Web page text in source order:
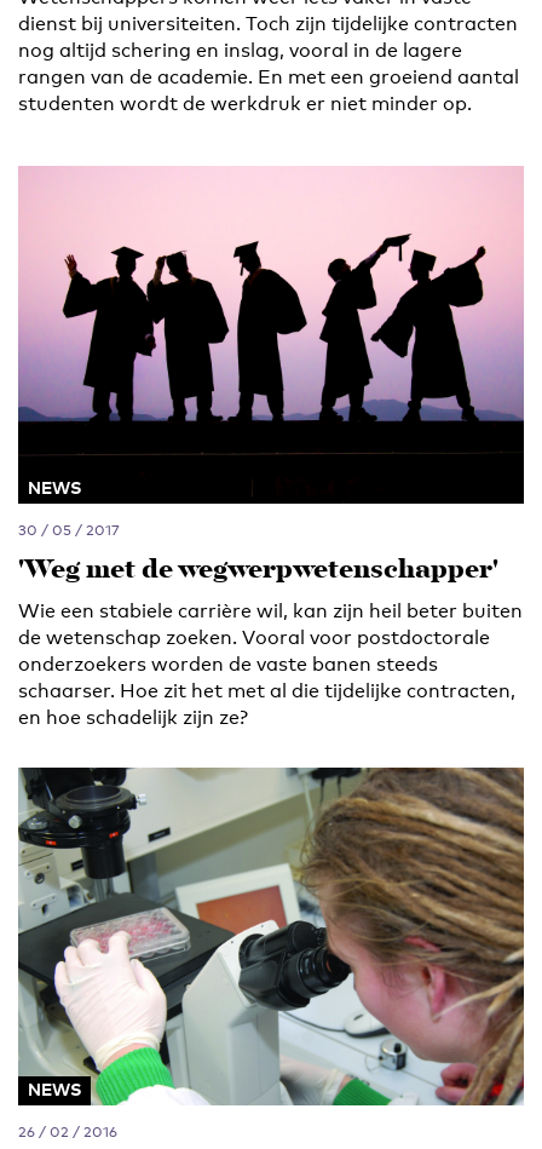
dienst bij universiteiten. Toch zijn tijdelijke contracten
nog altijd schering en inslag, vooral in de lagere
rangen van de academie. En met een groeiend aantal
studenten wordt de werkdruk er niet minder op.
NEWS
30 / 05 / 2017
'Weg met de wegwerpwetenschapper'
Wie een stabiele carrière wil, kan zijn heil beter buiten
de wetenschap zoeken. Vooral voor postdoctorale
onderzoekers worden de vaste banen steeds
schaarser. Hoe zit het met al die tijdelijke contracten,
en hoe schadelijk zijn ze?
NEWS
26 / 02 / 2016